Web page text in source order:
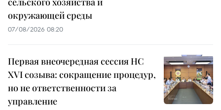
окружающей среды
07/08/2026 08:20
Первая внеочередная сессия НС
XVI созыва: сокращение процедур,
но не ответственности за
управление